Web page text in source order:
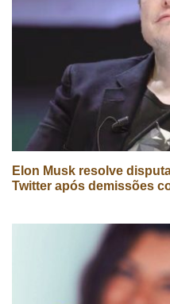
Elon Musk resolve
Twitter após demissões